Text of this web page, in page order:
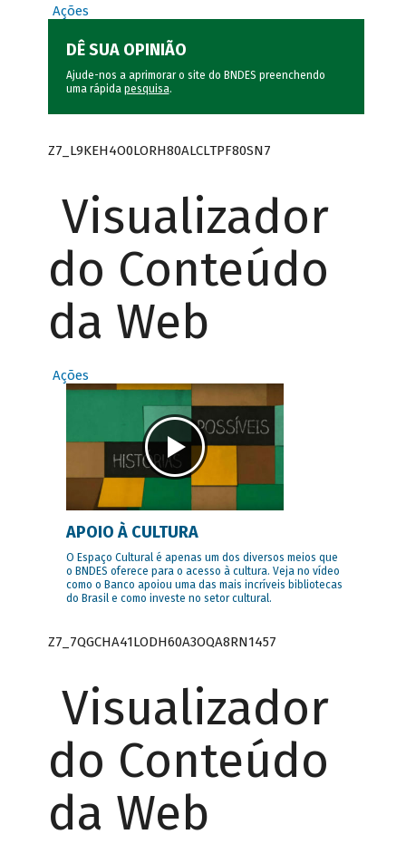
Ações
DÊ SUA OPINIÃO
Ajude-nos a aprimorar o site do BNDES preenchendo
uma rápida pesquisa.
Z7_L9KEH4O0LORH80ALCLTPF80SN7
Visualizador
do Conteúdo
da Web
Ações
APOIO À CULTURA
O Espaço Cultural é apenas um dos diversos meios que
o BNDES oferece para o acesso à cultura. Veja no vídeo
como o Banco apoiou uma das mais incríveis bibliotecas
do Brasil e como investe no setor cultural.
Z7_7QGCHA41LODH60A3OQA8RN1457
Visualizador
do Conteúdo
da Web